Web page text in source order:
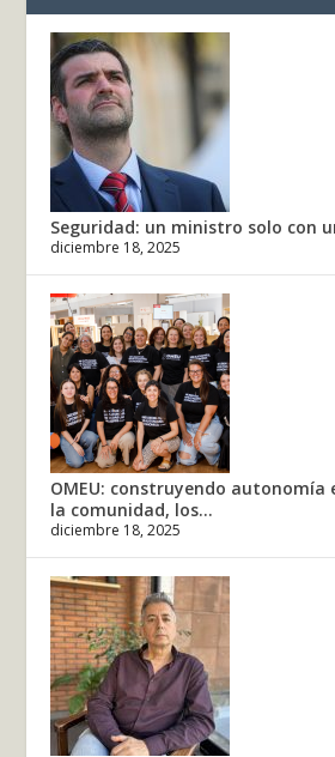
Seguridad: un ministro solo con
diciembre 18, 2025
OMEU: construyendo autonomía
la comunidad, los...
diciembre 18, 2025